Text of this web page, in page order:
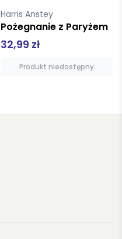
Vicent Manuel
Dziewczyna Matisse'a
19,01 zł
Produkt niedostępny